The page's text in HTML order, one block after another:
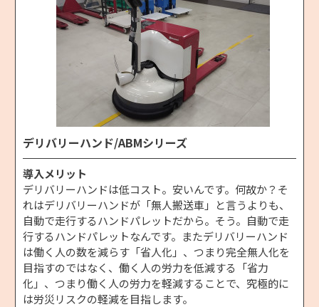
デリバリーハンド/ABMシリーズ
導入メリット
デリバリーハンドは低コスト。安いんです。何故か？そ
れはデリバリーハンドが「無人搬送車」と言うよりも、
自動で走行するハンドパレットだから。そう。自動で走
行するハンドパレットなんです。またデリバリーハンド
は働く人の数を減らす「省人化」、つまり完全無人化を
目指すのではなく、働く人の労力を低減する「省力
化」、つまり働く人の労力を軽減することで、究極的に
は労災リスクの軽減を目指します。